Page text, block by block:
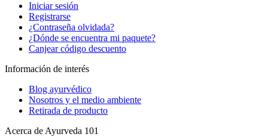
Iniciar sesión
Registrarse
¿Contraseña olvidada?
¿Dónde se encuentra mi paquete?
Canjear código descuento
Información de interés
Blog ayurvédico
Nosotros y el medio ambiente
Retirada de producto
Acerca de Ayurveda 101